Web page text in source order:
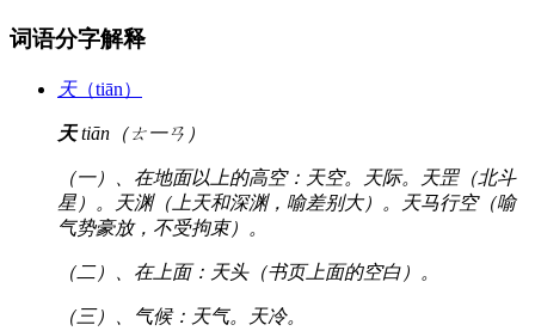
词语分字解释
天（tiān）
天tiān（ㄊ一ㄢ）
（一）、在地面以上的高空：天空。天际。天罡（北斗
星）。天渊（上天和深渊，喻差别大）。天马行空（喻
气势豪放，不受拘束）。
（二）、在上面：天头（书页上面的空白）。
（三）、气候：天气。天冷。